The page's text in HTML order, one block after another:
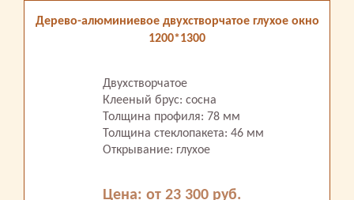
Дерево-алюминиевое двухстворчатое глухое окно
1200*1300
Двухстворчатое
Клееный брус: сосна
Толщина профиля: 78 мм
Толщина стеклопакета: 46 мм
Открывание: глухое
Цена: от 23 300 руб.